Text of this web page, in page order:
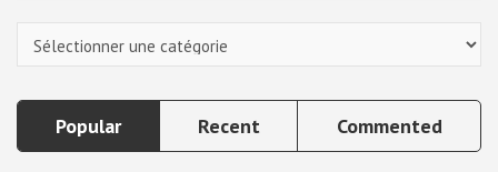
Popular Recent Commented